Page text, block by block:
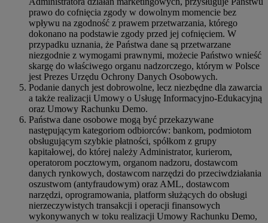
prawo do cofnięcia zgody w dowolnym momencie bez
wpływu na zgodność z prawem przetwarzania, którego
dokonano na podstawie zgody przed jej cofnięciem. W
przypadku uznania, że Państwa dane są przetwarzane
niezgodnie z wymogami prawnymi, możecie Państwo wnieść
skargę do właściwego organu nadzorczego, którym w Polsce
jest Prezes Urzędu Ochrony Danych Osobowych.
Podanie danych jest dobrowolne, lecz niezbędne dla zawarcia
a także realizacji Umowy o Usługę Informacyjno-Edukacyjną
oraz Umowy Rachunku Demo.
Państwa dane osobowe mogą być przekazywane
następującym kategoriom odbiorców: bankom, podmiotom
obsługującym szybkie płatności, spółkom z grupy
kapitałowej, do której należy Administrator, kurierom,
operatorom pocztowym, organom nadzoru, dostawcom
danych rynkowych, dostawcom narzędzi do przeciwdziałania
oszustwom (antyfraudowym) oraz AML, dostawcom
narzędzi, oprogramowania, platform służących do obsługi
nierzeczywistych transakcji i operacji finansowych
wykonywanych w toku realizacji Umowy Rachunku Demo,